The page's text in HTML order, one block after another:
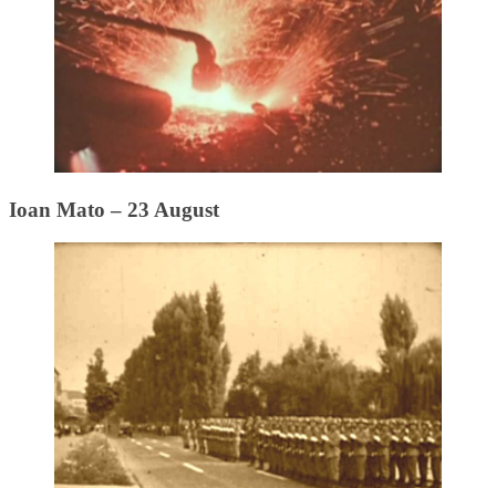
Ioan Mato – 23 August